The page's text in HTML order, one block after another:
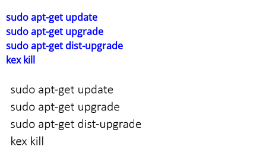
sudo apt-get update
sudo apt-get upgrade
sudo apt-get dist-upgrade
kex kill